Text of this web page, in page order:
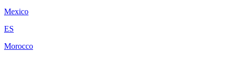
Mexico
ES
Morocco